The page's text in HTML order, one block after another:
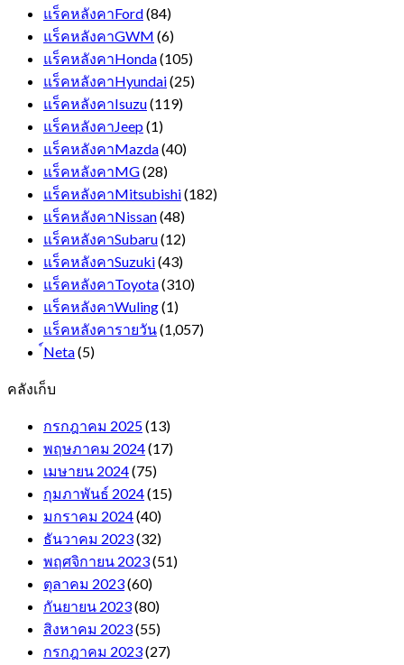
แร็คหลังคาFord(84)
แร็คหลังคาGWM (6)
แร็คหลังคาHonda(105)
แร็คหลังคาHyundai(25)
แร็คหลังคาIsuzu(119)
แร็คหลังคาJeep(1)
แร็คหลังคาMazda(40)
แร็คหลังคาMG(28)
แร็คหลังคาMitsubishi(182)
แร็คหลังคาNissan(48)
แร็คหลังคาSubaru(12)
แร็คหลังคาSuzuki(43)
แร็คหลังคาToyota(310)
แร็คหลังคาWuling(1)
แร็คหลังคารายวัน(1,057)
์Neta(5)
คลังเก็บ
กรกฎาคม 2025(13)
พฤษภาคม 2024(17)
เมษายน 2024(75)
กุมภาพันธ์ 2024(15)
มกราคม 2024(40)
ธันวาคม 2023(32)
พฤศจิกายน 2023(51)
ตุลาคม 2023(60)
กันยายน 2023(80)
สิงหาคม 2023(55)
กรกฎาคม 2023(27)